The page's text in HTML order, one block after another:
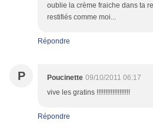
oublie la crème fraiche dans ta
restifiés comme moi...
Répondre
P Poucinette 09/10/2011 06:17
vive les gratins !!!!!!!!!!!!!!!!!!!
Répondre